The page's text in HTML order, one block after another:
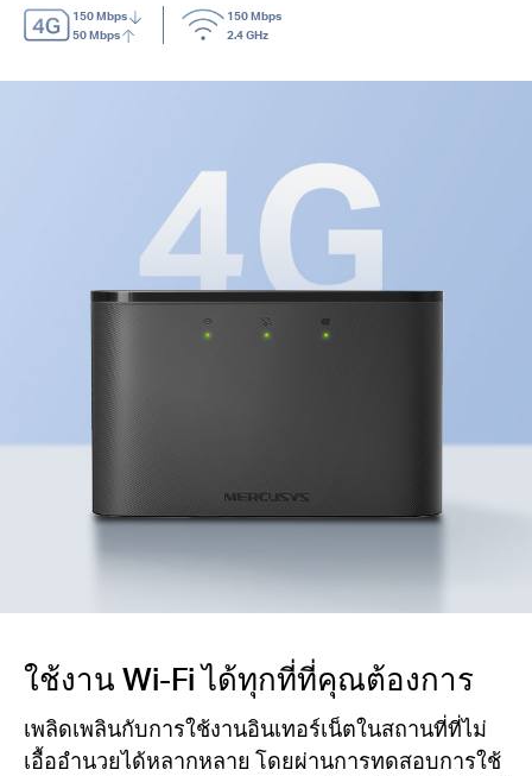
150 Mbps
50 Mbps
150 Mbps
2.4 GHz
ใช้งาน Wi-Fi ได้ทุกที่ที่คุณต้องการ
เพลิดเพลินกับการใช้งานอินเทอร์เน็ตในสถานที่ที่ไม่
เอื้ออำนวยได้หลากหลาย โดยผ่านการทดสอบการใช้